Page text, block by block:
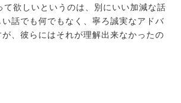
欲しいというのは、別にいい加減な話
話でも何でもなく、寧ろ誠実なアドバ
、彼らにはそれが理解出来なかったの